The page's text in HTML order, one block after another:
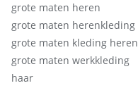
grote maten heren
grote maten herenkleding
grote maten kleding heren
grote maten werkkleding
haar